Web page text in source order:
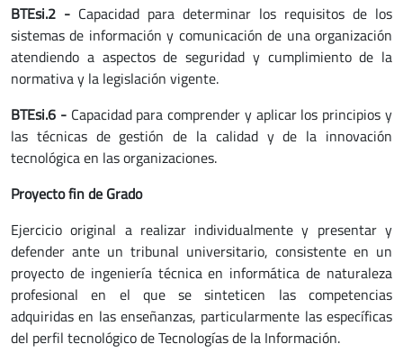
BTEsi.2 - Capacidad para determinar los requisitos de los
sistemas de información y comunicación de una organización
atendiendo a aspectos de seguridad y cumplimiento de la
normativa y la legislación vigente.
BTEsi.6 -Capacidad para comprender y aplicar los principios y
las técnicas de gestión de la calidad y de la innovación
tecnológica en las organizaciones.
Proyecto fin de Grado
Ejercicio original a realizar individualmente y presentar y
defender ante un tribunal universitario, consistente en un
proyecto de ingeniería técnica en informática de naturaleza
profesional en el que se sinteticen las competencias
adquiridas en las enseñanzas, particularmente las específicas
del perfil tecnológico de Tecnologías de la Información.